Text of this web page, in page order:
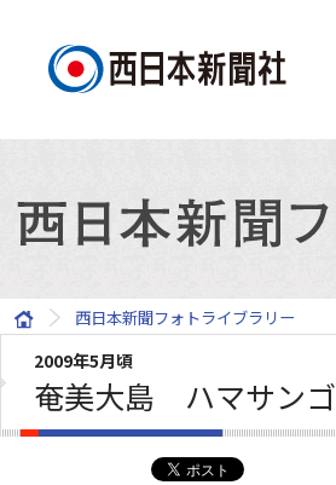
西日本新聞フォトライブラリー
2009年5月頃
奄美大島 ハマサンゴ